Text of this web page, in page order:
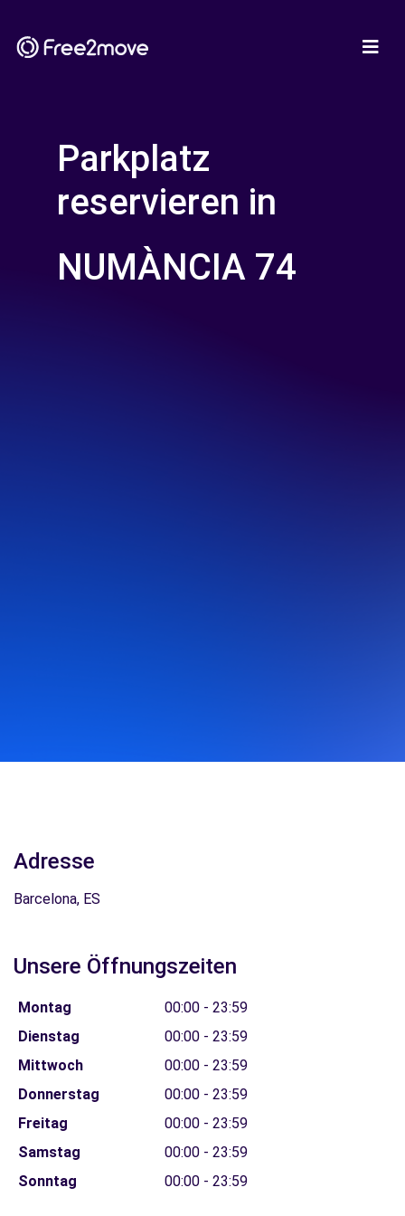
Parkplatz
reservieren in
NUMÀNCIA 74
Adresse
Barcelona, ES
Unsere Öffnungszeiten
Montag
00:00 - 23:59
Dienstag
00:00 - 23:59
Mittwoch
00:00 - 23:59
Donnerstag
00:00 - 23:59
Freitag
00:00 - 23:59
Samstag
00:00 - 23:59
Sonntag
00:00 - 23:59